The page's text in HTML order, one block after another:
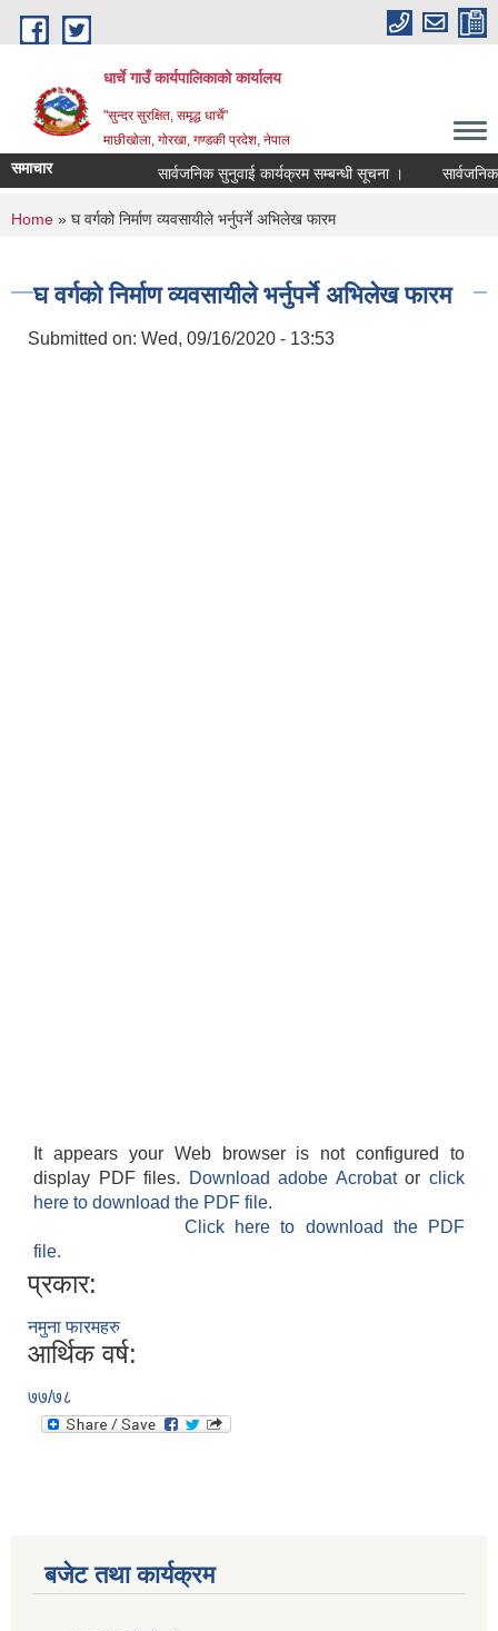
Skip to main content
धार्चे गाउँ कार्यपालिकाको कार्यालय
"सुन्दर सुरक्षित, समृद्ध धार्चे"
माछीखोला, गोरखा, गण्डकी प्रदेश, नेपाल
समाचार सार्वजनिक सुनुवाई कार्यक्रम सम्बन्धी सूचना । सार्वजनिक
You are here
Home » घ वर्गको निर्माण व्यवसायीले भर्नुपर्ने अभिलेख फारम
घ वर्गको निर्माण व्यवसायीले भर्नुपर्ने अभिलेख फारम
Submitted on: Wed, 09/16/2020 - 13:53
It appears your Web browser is not configured to
display PDF files.
Download adobe Acrobatorclick
here to download the PDF file.
Click here to download the PDF
file.
प्रकार:
नमुना फारमहरु
आर्थिक वर्ष:
७७/७८
बजेट तथा कार्यक्रम